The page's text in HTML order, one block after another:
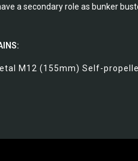
a secondary role as bunker
M12 (155mm) Self-